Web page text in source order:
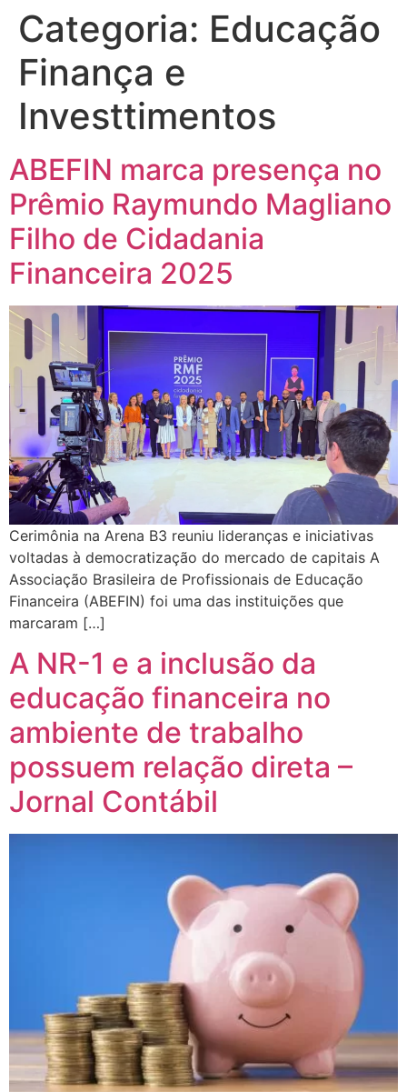
Categoria: Educação
Finança e
Investtimentos
ABEFIN marca presença no
Prêmio Raymundo Magliano
Filho de Cidadania
Financeira 2025
Cerimônia na Arena B3 reuniu lideranças e iniciativas
voltadas à democratização do mercado de capitais A
Associação Brasileira de Profissionais de Educação
Financeira (ABEFIN) foi uma das instituições que
marcaram […]
A NR-1 e a inclusão da
educação financeira no
ambiente de trabalho
possuem relação direta –
Jornal Contábil